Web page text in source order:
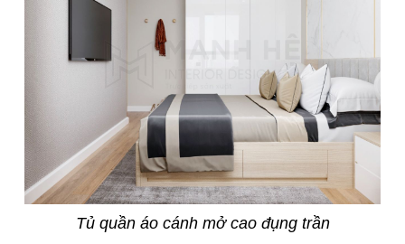
Tủ quần áo cánh mở cao đụng trần